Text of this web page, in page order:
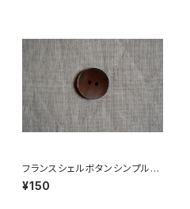
フランスシェルボタンシンプル円
大
¥150